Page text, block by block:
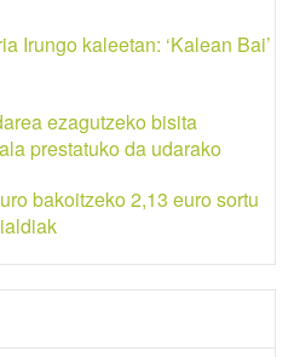
Irungo kaleetan: ‘Kalean Bai’
ezagutzeko bisita
prestatuko da udarako
bakoitzeko 2,13 euro sortu